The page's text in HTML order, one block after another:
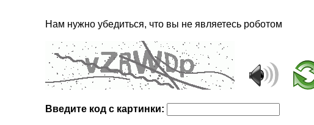
Нам нужно убедиться, что вы не являетесь роботом
Введите код с картинки: